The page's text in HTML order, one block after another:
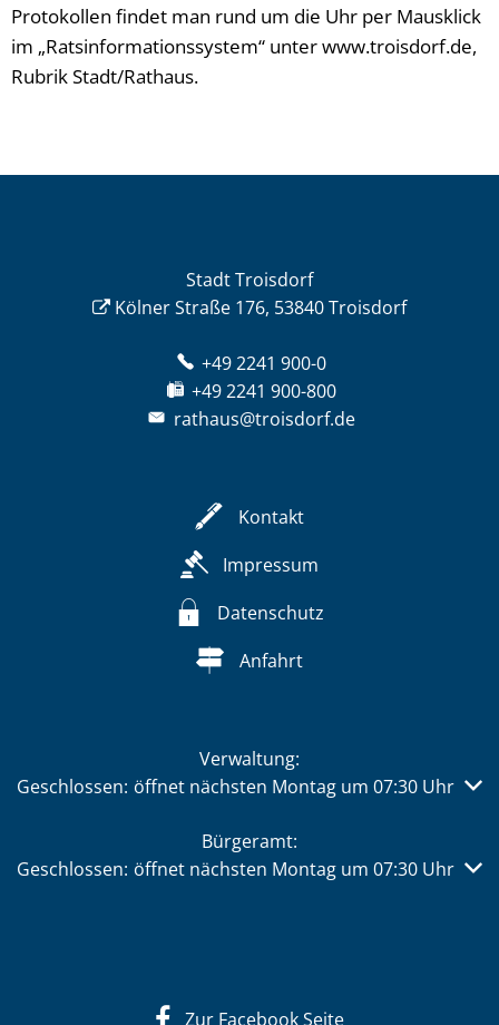
Protokollen findet man rund um die Uhr per Mausklick
im „Ratsinformationssystem“ unter www.troisdorf.de,
Rubrik Stadt/Rathaus.
Stadt Troisdorf
Kölner Straße 176, 53840 Troisdorf
+49 2241 900-0
+49 2241 900-800
rathaus@troisdorf.de
Kontakt
Impressum
Datenschutz
Anfahrt
Verwaltung:
Klicken, um weitere Öffnungs- oder Schließzeiten
Geschlossen: öffnet nächsten Montag um 07:30 Uhr
Bürgeramt:
Klicken, um weitere Öffnungs- oder Schließzeiten
Geschlossen: öffnet nächsten Montag um 07:30 Uhr
Zur Facebook Seite